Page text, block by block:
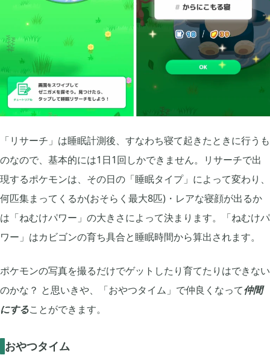
「リサーチ」は睡眠計測後、すなわち寝て起きたときに行うも
のなので、基本的には1日1回しかできません。リサーチで出
現するポケモンは、その日の「睡眠タイプ」によって変わり、
何匹集まってくるか(おそらく最大8匹)・レアな寝顔が出るか
は「ねむけパワー」の大きさによって決まります。「ねむけパ
ワー」はカビゴンの育ち具合と睡眠時間から算出されます。
ポケモンの写真を撮るだけでゲットしたり育てたりはできない
のかな？ と思いきや、「おやつタイム」で仲良くなって仲間
にすることができます。
おやつタイム